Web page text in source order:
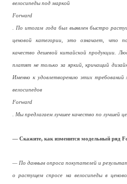
велосипеды под маркой
Forward
. По итогам года был выявлен быстро
ценовой категории, это означает, что
качество дешевой китайской продукции.
платят не только за яркий, кричащий
Именно к удовлетворению этих
велосипедов
Forward
. Мы предлагаем лучшее качество по лучшей
— Скажите, как изменится модельный ряд
— По данным опроса покупателей и
о растущем спросе на велосипеды в